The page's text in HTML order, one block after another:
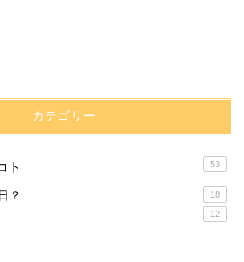
カテゴリー
ト 53
？ 18
12